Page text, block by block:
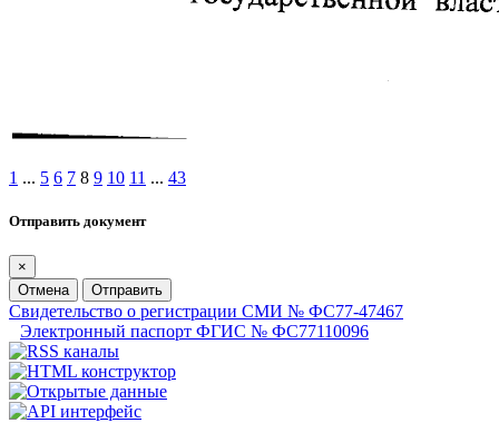
1 ... 5 6 7 8 9 10 11 ... 43
Отправить документ
×
Отмена
Отправить
Свидетельство о регистрации СМИ № ФС77-47467
Электронный паспорт ФГИС № ФС77110096